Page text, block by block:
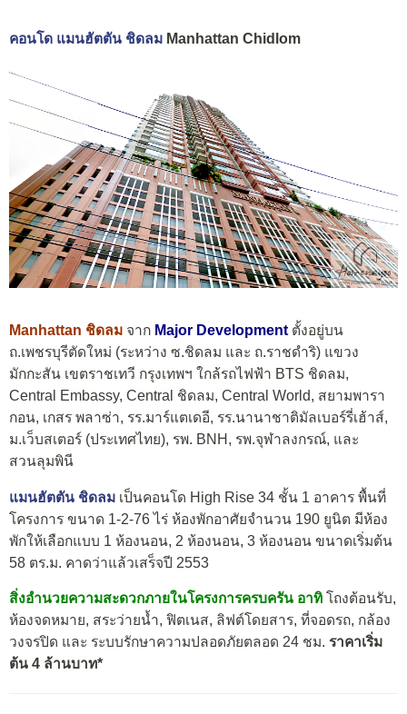
คอนโด แมนฮัตตัน ชิดลม Manhattan Chidlom
Manhattan ชิดลม จาก Major Development ตั้งอยู่บน
ถ.เพชรบุรีตัดใหม่ (ระหว่าง ซ.ชิดลม และ ถ.ราชดำริ) แขวง
มักกะสัน เขตราชเทวี กรุงเทพฯ ใกล้รถไฟฟ้า BTS ชิดลม,
Central Embassy, Central ชิดลม, Central World, สยามพารา
กอน, เกสร พลาซ่า, รร.มาร์แตเดอี, รร.นานาชาติมัลเบอร์รี่เฮ้าส์,
ม.เว็บสเตอร์ (ประเทศไทย), รพ. BNH, รพ.จุฬาลงกรณ์, และ
สวนลุมพินี
แมนฮัตตัน ชิดลม เป็นคอนโด High Rise 34 ชั้น 1 อาคาร พื้นที่
โครงการ ขนาด 1-2-76 ไร่ ห้องพักอาศัยจำนวน 190 ยูนิต มีห้อง
พักให้เลือกแบบ 1 ห้องนอน, 2 ห้องนอน, 3 ห้องนอน ขนาดเริ่มต้น
58 ตร.ม. คาดว่าแล้วเสร็จปี 2553
สิ่งอำนวยความสะดวกภายในโครงการครบครัน อาทิ โถงต้อนรับ,
ห้องจดหมาย, สระว่ายน้ำ, ฟิตเนส, ลิฟต์โดยสาร, ที่จอดรถ, กล้อง
วงจรปิด และ ระบบรักษาความปลอดภัยตลอด 24 ชม. ราคาเริ่ม
ต้น 4 ล้านบาท*